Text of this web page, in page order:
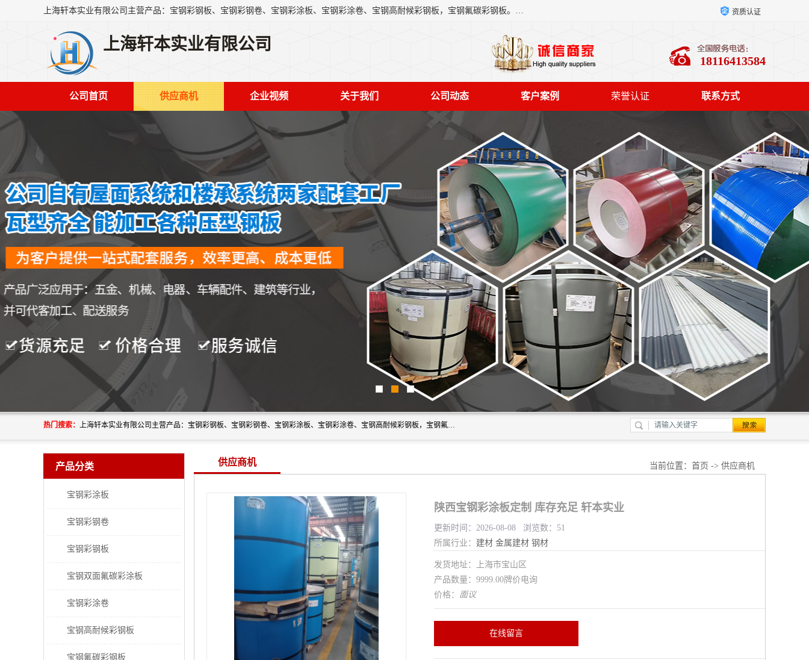
上海轩本实业有限公司主营产品：宝钢彩钢板、宝钢彩钢卷、宝钢彩涂板、宝钢彩涂卷、宝钢高耐候彩钢板，宝钢氟碳彩钢板。是一家集钢铁贸易，物流、加工为一体的产业全配套公司。 资质认证
上海轩本实业有限公司
18116413584
公司首页 供应商机 企业视频 关于我们 公司动态 客户案例 荣誉认证 联系方式
热门搜索： 上海轩本实业有限公司主营产品：宝钢彩钢板、宝钢彩钢卷、宝钢彩涂板、宝钢彩涂卷、宝钢高耐候彩钢板，宝钢氟碳彩钢板。是一家集钢铁贸易，物流、加工为一体的产业全配套公司。
产品分类
宝钢彩涂板
宝钢彩钢卷
宝钢彩钢板
宝钢双面氟碳彩涂板
宝钢彩涂卷
宝钢高耐候彩钢板
宝钢氟碳彩钢板
供应商机 当前位置： 首页 -> 供应商机
陕西宝钢彩涂板定制 库存充足 轩本实业
更新时间：2026-08-08 浏览数：51
所属行业： 建材 金属建材 钢材
发货地址：上海市宝山区
产品数量：9999.00牌价电询
价格： 面议
在线留言